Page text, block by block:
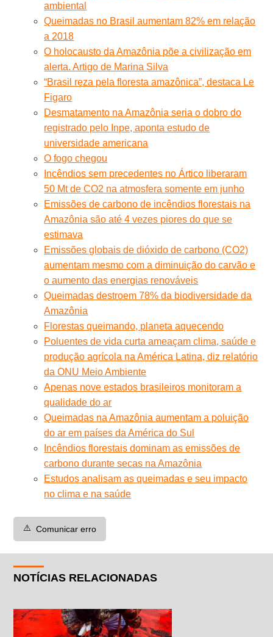
ambiental
Queimadas no Brasil aumentam 82% em relação
a 2018
O holocausto da Amazônia põe a civilização em
alerta. Artigo de Marina Silva
“Brasil reza pela floresta amazônica”, destaca Le
Figaro
Desmatamento na Amazônia seria o dobro do
registrado pelo Inpe, aponta estudo de
universidade americana
O fogo chegou
Incêndios sem precedentes no Ártico liberaram
50 Mt de CO2 na atmosfera somente em junho
Emissões de carbono de incêndios florestais na
Amazônia são até 4 vezes piores do que se
estimava
Emissões globais de dióxido de carbono (CO2)
aumentam mesmo com a diminuição do carvão e
o aumento das energias renováveis
Queimadas destroem 78% da biodiversidade da
Amazônia
Florestas queimando, planeta aquecendo
Poluentes de vida curta ameaçam clima, saúde e
produção agrícola na América Latina, diz relatório
da ONU Meio Ambiente
Apenas nove estados brasileiros monitoram a
qualidade do ar
Queimadas na Amazônia aumentam a poluição
do ar em países da América do Sul
Incêndios florestais dominam as emissões de
carbono durante secas na Amazônia
Estudos analisam as queimadas e seu impacto
no clima e na saúde
⚠️ Comunicar erro
NOTÍCIAS RELACIONADAS